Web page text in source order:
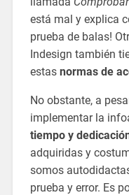
está mal y explica
prueba de balas!
Indesign también
estas normas de
No obstante, a
implementar la
tiempo y
adquiridas y
somos
prueba y error. Es